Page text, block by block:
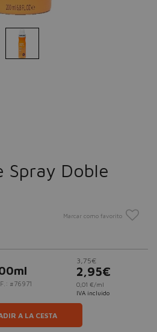
Spray Doble
Marcar como favorito
#76971
3,75€
2,95€
0,01 €/ml
IVA incluido
A LA CESTA